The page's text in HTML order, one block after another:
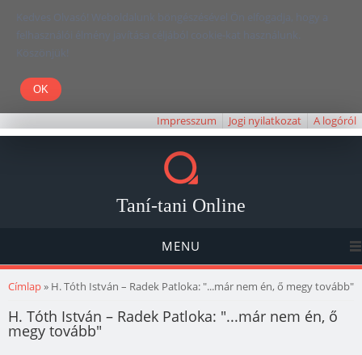
Kedves Olvasó! Weboldalunk böngészésével Ön elfogadja, hogy a
felhasználói élmény javítása céljából cookie-kat használunk.
Köszönjük!
Impresszum Jogi nyilatkozat A logóról
Taní-tani Online
MENU
Jelenlegi hely
Címlap» H. Tóth István – Radek Patloka: "...már nem én, ő megy tovább"
H. Tóth István – Radek Patloka: "...már nem én, ő
megy tovább"